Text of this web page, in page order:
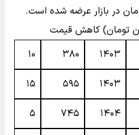
تومان) کاهش قیمت
۱۴۰۳ ۳۸۰ ۱۰
۱۴۰۳ ۵۹۵ ۱۵
۱۴۰۴ ۷۴۵ ۵